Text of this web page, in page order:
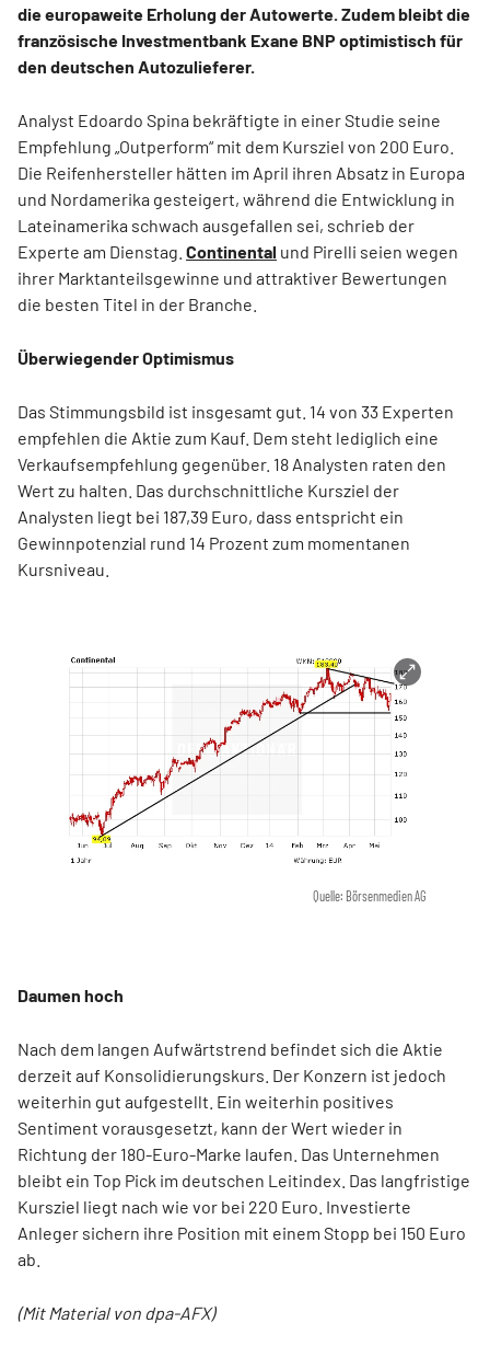
die europaweite Erholung der Autowerte. Zudem bleibt die
französische Investmentbank Exane BNP optimistisch für
den deutschen Autozulieferer.
Analyst Edoardo Spina bekräftigte in einer Studie seine
Empfehlung „Outperform“ mit dem Kursziel von 200 Euro.
Die Reifenhersteller hätten im April ihren Absatz in Europa
und Nordamerika gesteigert, während die Entwicklung in
Lateinamerika schwach ausgefallen sei, schrieb der
Experte am Dienstag. Continental und Pirelli seien wegen
ihrer Marktanteilsgewinne und attraktiver Bewertungen
die besten Titel in der Branche.
Überwiegender Optimismus
Das Stimmungsbild ist insgesamt gut. 14 von 33 Experten
empfehlen die Aktie zum Kauf. Dem steht lediglich eine
Verkaufsempfehlung gegenüber. 18 Analysten raten den
Wert zu halten. Das durchschnittliche Kursziel der
Analysten liegt bei 187,39 Euro, dass entspricht ein
Gewinnpotenzial rund 14 Prozent zum momentanen
Kursniveau.
Quelle: Börsenmedien AG
Daumen hoch
Nach dem langen Aufwärtstrend befindet sich die Aktie
derzeit auf Konsolidierungskurs. Der Konzern ist jedoch
weiterhin gut aufgestellt. Ein weiterhin positives
Sentiment vorausgesetzt, kann der Wert wieder in
Richtung der 180-Euro-Marke laufen. Das Unternehmen
bleibt ein Top Pick im deutschen Leitindex. Das langfristige
Kursziel liegt nach wie vor bei 220 Euro. Investierte
Anleger sichern ihre Position mit einem Stopp bei 150 Euro
ab.
(Mit Material von dpa-AFX)